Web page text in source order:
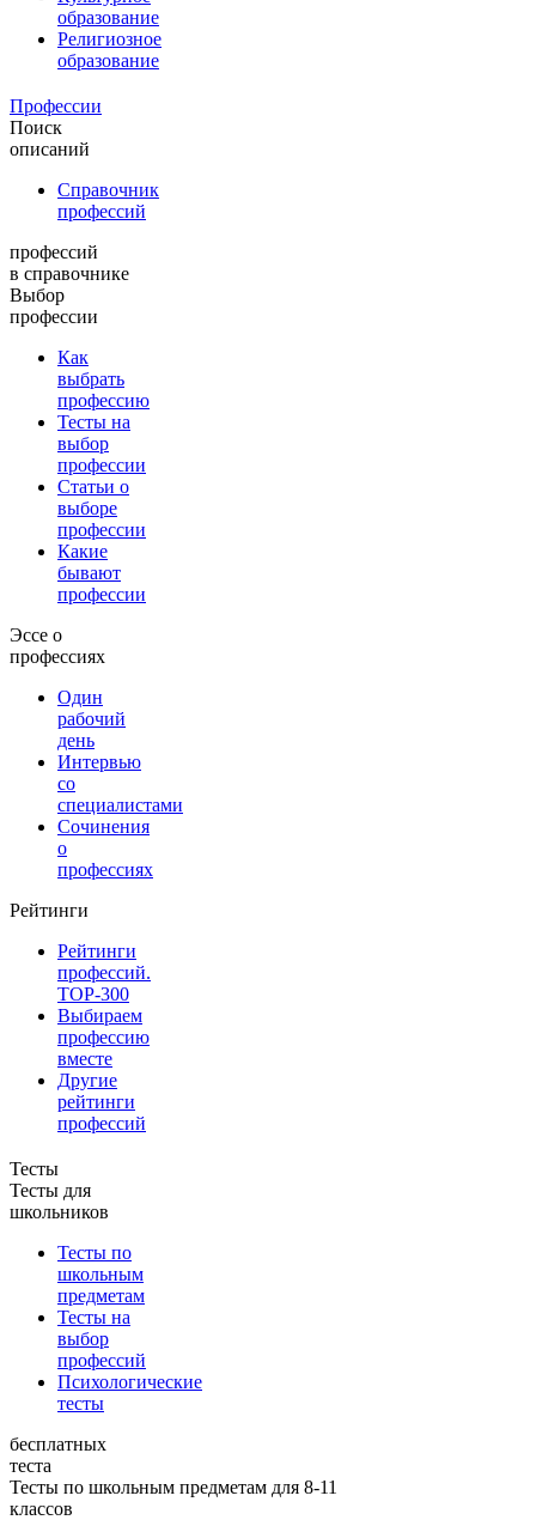
образование
Религиозное
образование
Профессии
Поиск
описаний
Справочник
профессий
профессий
в справочнике
Выбор
профессии
Как
выбрать
профессию
Тесты на
выбор
профессии
Статьи о
выборе
профессии
Какие
бывают
профессии
Эссе о
профессиях
Один
рабочий
день
Интервью
со
специалистами
Сочинения
о
профессиях
Рейтинги
Рейтинги
профессий.
TOP-300
Выбираем
профессию
вместе
Другие
рейтинги
профессий
Тесты
Тесты для
школьников
Тесты по
школьным
предметам
Тесты на
выбор
профессий
Психологические
тесты
бесплатных
теста
Тесты по школьным предметам для 8-11
классов